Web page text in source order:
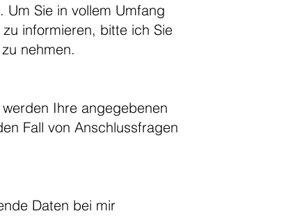
Sie in vollem Umfang
informieren, bitte ich Sie
nehmen.
Ihre angegebenen
Fall von Anschlussfragen
Daten bei mir